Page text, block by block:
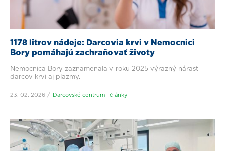
1178 litrov nádeje: Darcovia krvi v Nemocnici
Bory pomáhajú zachraňovať životy
Nemocnica Bory zaznamenala v roku 2025 výrazný nárast
darcov krvi aj plazmy.
23. 02. 2026 Darcovské centrum - články